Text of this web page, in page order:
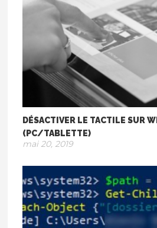
DÉSACTIVER LE TACTILE SUR
(PC/TABLETTE)
mai 20, 2019